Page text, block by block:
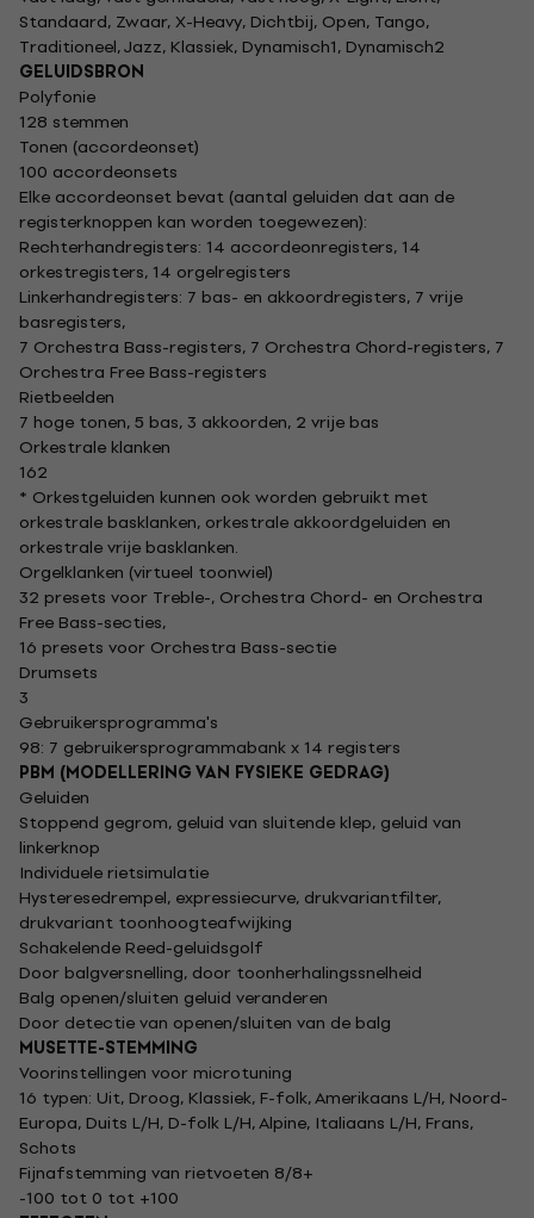
Standaard, Zwaar, X-Heavy, Dichtbij, Open, Tango,
Traditioneel, Jazz, Klassiek, Dynamisch1, Dynamisch2
GELUIDSBRON
Polyfonie
128 stemmen
Tonen (accordeonset)
100 accordeonsets
Elke accordeonset bevat (aantal geluiden dat aan de
registerknoppen kan worden toegewezen):
Rechterhandregisters: 14 accordeonregisters, 14
orkestregisters, 14 orgelregisters
Linkerhandregisters: 7 bas- en akkoordregisters, 7 vrije
basregisters,
7 Orchestra Bass-registers, 7 Orchestra Chord-registers, 7
Orchestra Free Bass-registers
Rietbeelden
7 hoge tonen, 5 bas, 3 akkoorden, 2 vrije bas
Orkestrale klanken
162
* Orkestgeluiden kunnen ook worden gebruikt met
orkestrale basklanken, orkestrale akkoordgeluiden en
orkestrale vrije basklanken.
Orgelklanken (virtueel toonwiel)
32 presets voor Treble-, Orchestra Chord- en Orchestra
Free Bass-secties,
16 presets voor Orchestra Bass-sectie
Drumsets
3
Gebruikersprogramma's
98: 7 gebruikersprogrammabank x 14 registers
PBM (MODELLERING VAN FYSIEKE GEDRAG)
Geluiden
Stoppend gegrom, geluid van sluitende klep, geluid van
linkerknop
Individuele rietsimulatie
Hysteresedrempel, expressiecurve, drukvariantfilter,
drukvariant toonhoogteafwijking
Schakelende Reed-geluidsgolf
Door balgversnelling, door toonherhalingssnelheid
Balg openen/sluiten geluid veranderen
Door detectie van openen/sluiten van de balg
MUSETTE-STEMMING
Voorinstellingen voor microtuning
16 typen: Uit, Droog, Klassiek, F-folk, Amerikaans L/H, Noord-
Europa, Duits L/H, D-folk L/H, Alpine, Italiaans L/H, Frans,
Schots
Fijnafstemming van rietvoeten 8/8+
-100 tot 0 tot +100